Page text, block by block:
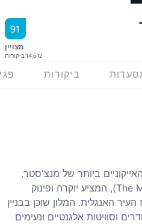
91
מצויין
14,612ביקורות
ביקורות
ביותר של מנצ'סטר,
The), המציע יוקרה ופינוק
האנגלית. המלון שוכן בבניין
וסוויטות אלגנטיים ונעימים